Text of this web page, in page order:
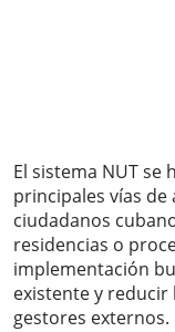
El sistema NUT se
principales vías
ciudadanos
residencias o
implementación
existente y
gestores externos.